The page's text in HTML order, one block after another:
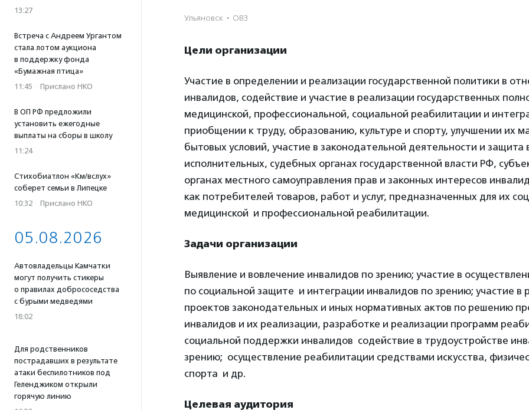
13:27
Встреча с Андреем Ургантом
стала лотом аукциона
в поддержку фонда
«Бумажная птица»
11:45 · Прислано НКО
В ОП РФ предложили
установить ежегодные
выплаты на сборы в школу
11:24
Стихобиатлон «Км/вслух»
соберет семьи в Липецке
10:32 · Прислано НКО
05.08.2026
Автовладельцы Камчатки
могут получить стикеры
о правилах добрососедства
с бурыми медведями
18:02
Для родственников
пострадавших в результате
атаки беспилотников под
Геленджиком открыли
горячую линию
Ульяновск · ОВЗ
Цели организации
Участие в определении и реализации государственной политики в
инвалидов, содействие и участие в реализации государственных
медицинской, профессиональной, социальной реабилитации и
приобщении к труду, образованию, культуре и спорту, улучшении их
бытовых условий, участие в законодательной деятельности и защита
исполнительных, судебных органах государственной власти РФ,
органах местного самоуправления прав и законных интересов
как потребителей товаров, работ и услуг, предназначенных для их
медицинской и профессиональной реабилитации.
Задачи организации
Выявление и вовлечение инвалидов по зрению; участие в
по социальной защите и интеграции инвалидов по зрению; участие в
проектов законодательных и иных нормативных актов по решению
инвалидов и их реализации, разработке и реализации программ
социальной поддержки инвалидов содействие в трудоустройстве
зрению; осуществление реабилитации средствами искусства,
спорта и др.
Целевая аудитория